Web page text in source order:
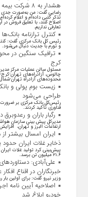
هشدار به ۸ شرکت‌ بیمه برای اصلاح عملکرد
رضایی گفت: من به‌صورت
تذکر کتبی داده‌ام و اعلام
اصلاح کنند، با تعلیق فروش
تعارفی نداریم.
کنترل ترازنامه
رئیس کل بانک مرکزی گفت:
و تورم با جدیت دنبال می‌شود.
ترافیک سنگین در
کرج
مسئول سالن عملیات مرکز
چالوس، آزادراه‌های تهران-
محدوده‌های آزادراه تهران-
زیست بوم پولی و
طراحی می‌شود
رئیس‌کل بانک مرکزی بر
فناوری تأکید کردند.
رگبار باران و رعدوبرق
مدیرکل پیش بینی سازمان
ارتفاعات البرز و تهران،
ذخایر غلات ایران
۲۱.۶ میلیون تن برسد.
علی‌آبادی:
خبرنگاران در اقناع
وزیر نیرو گفت: برای اولین
خودرو ابلاغ شد